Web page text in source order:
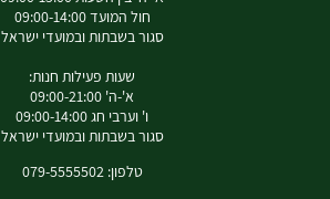
חול המועד 09:00-14:00
סגור בשבתות ובמועדי ישראל
שעות פעילות חנות:
א'-ה' 09:00-21:00
ו' וערבי חג 09:00-14:00
סגור בשבתות ובמועדי ישראל
טלפון: 079-5555502